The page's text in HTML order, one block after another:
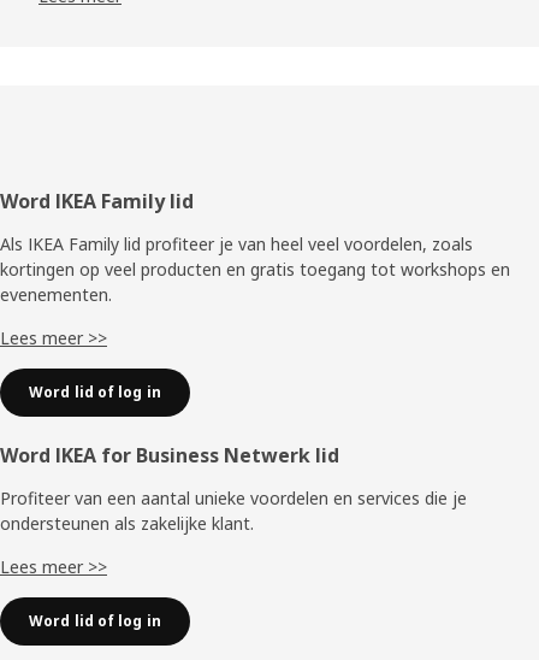
Voettekst
Word IKEA Family lid
Als IKEA Family lid profiteer je van heel veel voordelen, zoals
kortingen op veel producten en gratis toegang tot workshops en
evenementen.
Lees meer >>
Word lid of log in
Word IKEA for Business Netwerk lid
Profiteer van een aantal unieke voordelen en services die je
ondersteunen als zakelijke klant.
Lees meer >>
Word lid of log in